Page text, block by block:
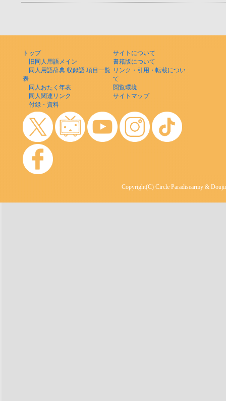
トップ
旧同人用語メイン
同人用語辞典 収録語 項目一覧
表
同人おたく年表
同人関連リンク
付録・資料
サイトについて
書籍版について
リンク・引用・転載につい
て
閲覧環境
サイトマップ
Copyright(C) Circle Paradisearmy &